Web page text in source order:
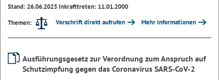
Stand: 26.06.2023 Inkrafttreten: 11.01.2000
Themen:
Vorschrift direkt aufrufen Mehr Informationen
Ausführungsgesetz zur Verordnung zum Anspruch auf
Schutzimpfung gegen das Coronavirus SARS-CoV-2